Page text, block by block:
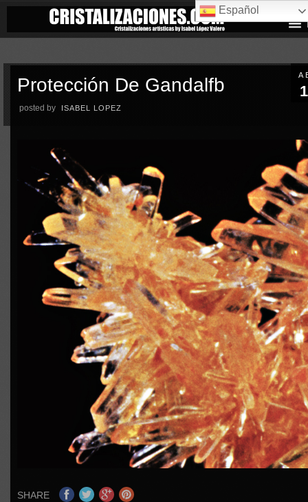
Protección De Gandalfb
posted by ISABEL LOPEZ
SHARE
Español